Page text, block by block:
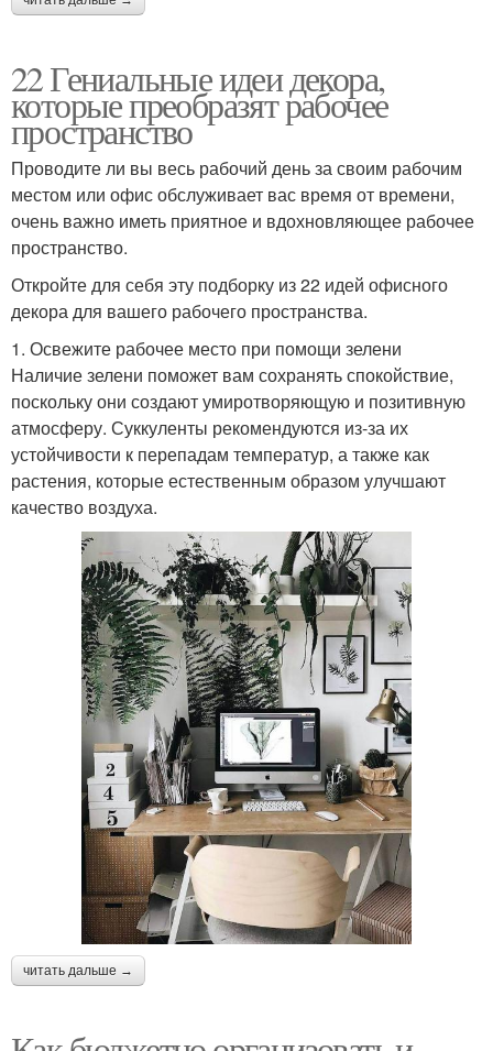
22 Гениальные идеи декора,
которые преобразят рабочее
пространство
Проводите ли вы весь рабочий день за своим рабочим
местом или офис обслуживает вас время от времени,
очень важно иметь приятное и вдохновляющее рабочее
пространство.
Откройте для себя эту подборку из 22 идей офисного
декора для вашего рабочего пространства.
1. Освежите рабочее место при помощи зелени
Наличие зелени поможет вам сохранять спокойствие,
поскольку они создают умиротворяющую и позитивную
атмосферу. Суккуленты рекомендуются из-за их
устойчивости к перепадам температур, а также как
растения, которые естественным образом улучшают
качество воздуха.
читать дальше →